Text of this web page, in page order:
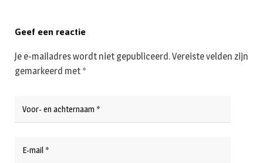
Geef een reactie
Je e-mailadres wordt niet gepubliceerd.Vereiste velden zijn
gemarkeerd met *